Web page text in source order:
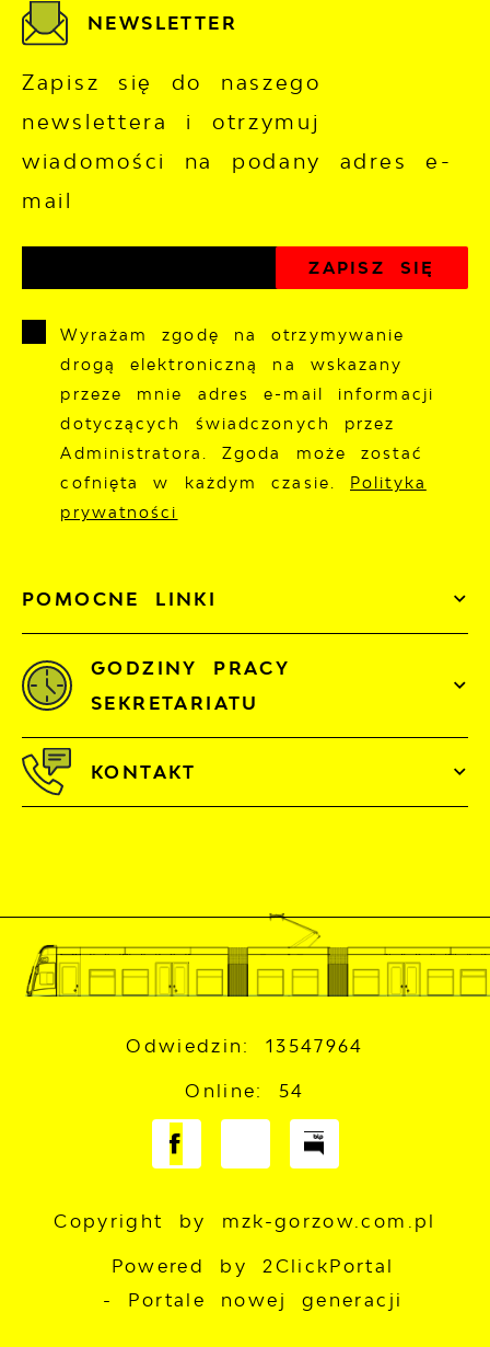
POMOCNE LINKI
NEWSLETTER
Zapisz się do naszego
newslettera i otrzymuj
wiadomości na podany adres e-
mail
Wyrażam zgodę na otrzymywanie
drogą elektroniczną na wskazany
przeze mnie adres e-mail informacji
dotyczących świadczonych przez
Administratora. Zgoda może zostać
cofnięta w każdym czasie. Polityka
prywatności
GODZINY PRACY
SEKRETARIATU
KONTAKT
Odwiedzin: 13547964
Online: 54
Copyright by mzk-gorzow.com.pl
Powered by 2ClickPortal
- Portale nowej generacji